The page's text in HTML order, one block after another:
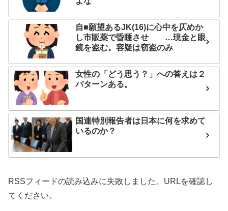
自■願望あるJK(16)に心中を仄めか
し市販薬で昏睡させ …現金と眼
鏡を盗む。容疑は窃盗のみ
女性の「どう思う？」への答えは２
パターンある。
国連特別報告者は日本に何を求めて
いるのか？
RSSフィードの読み込みに失敗しました。URLを確認し
てください。